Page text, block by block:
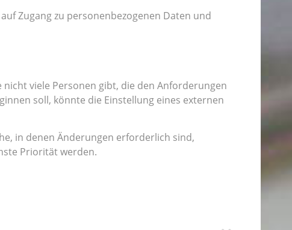
Zugang zu personenbezogenen Daten und
nicht viele Personen gibt, die den Anforderungen
soll, könnte die Einstellung eines externen
in denen Änderungen erforderlich sind,
Priorität werden.